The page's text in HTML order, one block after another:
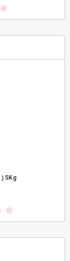
) 5Kg